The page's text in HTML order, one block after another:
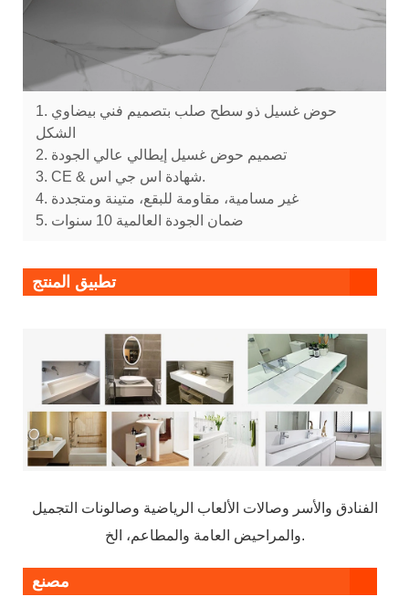
1. حوض غسيل ذو سطح صلب بتصميم فني بيضاوي
الشكل
2. تصميم حوض غسيل إيطالي عالي الجودة
3. CE & شهادة اس جي اس.
4. غير مسامية، مقاومة للبقع، متينة ومتجددة
5. ضمان الجودة العالمية 10 سنوات
تطبيق المنتج
الفنادق والأسر وصالات الألعاب الرياضية وصالونات التجميل
والمراحيض العامة والمطاعم، الخ.
مصنع